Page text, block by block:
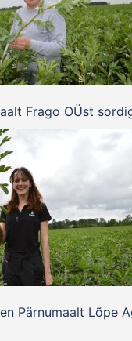
Frago OÜst
Pärnumaalt Lõpe